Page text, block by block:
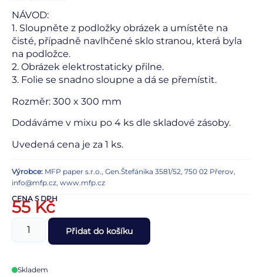
NÁVOD:
1. Sloupněte z podložky obrázek a umístěte na
čisté, případně navlhčené sklo stranou, která byla
na podložce.
2. Obrázek elektrostaticky přilne.
3. Folie se snadno sloupne a dá se přemístit.
Rozměr: 300 x 300 mm
Dodáváme v mixu po 4 ks dle skladové zásoby.
Uvedená cena je za 1 ks.
Výrobce: MFP paper s.r.o., Gen.Štefánika 3581/52, 750 02 Přerov,
info@mfp.cz, www.mfp.cz
CENA S DPH
55Kč
Přidat do košíku
Skladem